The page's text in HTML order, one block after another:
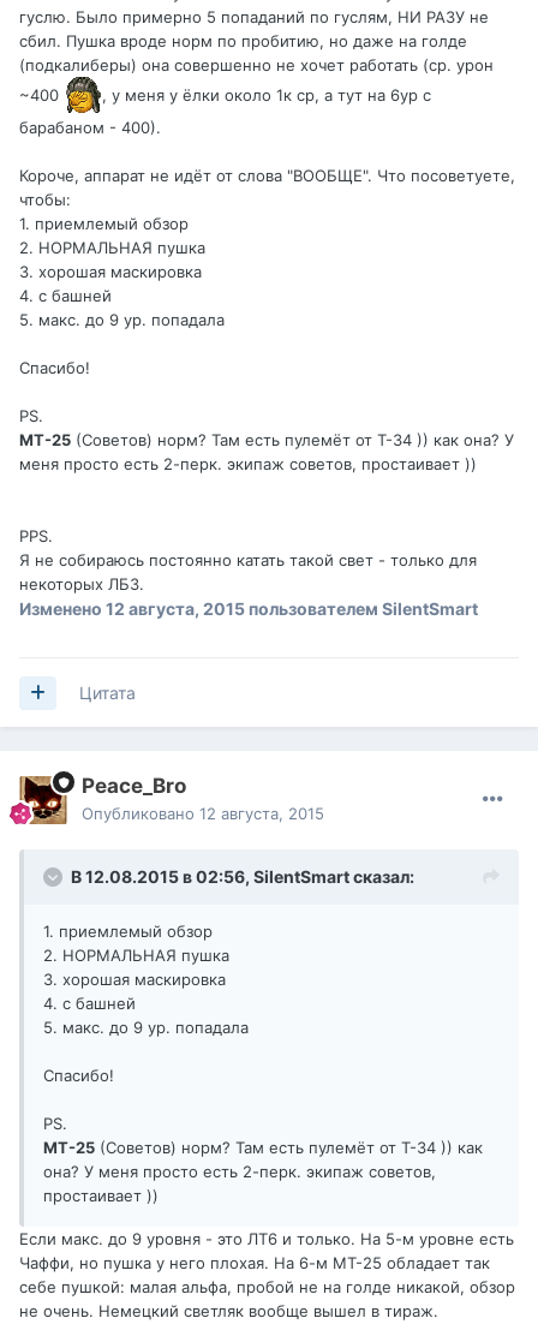
гуслю. Было примерно 5 попаданий по гуслям, НИ РАЗУ не
сбил. Пушка вроде норм по пробитию, но даже на голде
(подкалиберы) она совершенно не хочет работать (ср. урон
~400
, у меня у ёлки около 1к ср, а тут на 6ур с
барабаном - 400).
Короче, аппарат не идёт от слова "ВООБЩЕ". Что посоветуете,
чтобы:
1. приемлемый обзор
2. НОРМАЛЬНАЯ пушка
3. хорошая маскировка
4. с башней
5. макс. до 9 ур. попадала
Спасибо!
PS.
МТ-25 (Советов) норм? Там есть пулемёт от Т-34 )) как она? У
меня просто есть 2-перк. экипаж советов, простаивает ))
PPS.
Я не собираюсь постоянно катать такой свет - только для
некоторых ЛБЗ.
Изменено 12 августа, 2015 пользователем SilentSmart
Цитата
Peace_Bro
Опубликовано 12 августа, 2015
В 12.08.2015 в 02:56, SilentSmartсказал:
1. приемлемый обзор
2. НОРМАЛЬНАЯ пушка
3. хорошая маскировка
4. с башней
5. макс. до 9 ур. попадала
Спасибо!
PS.
МТ-25 (Советов) норм? Там есть пулемёт от Т-34 )) как
она? У меня просто есть 2-перк. экипаж советов,
простаивает ))
Если макс. до 9 уровня - это ЛТ6 и только. На 5-м уровне есть
Чаффи, но пушка у него плохая. На 6-м МТ-25 обладает так
себе пушкой: малая альфа, пробой не на голде никакой, обзор
не очень. Немецкий светляк вообще вышел в тираж.